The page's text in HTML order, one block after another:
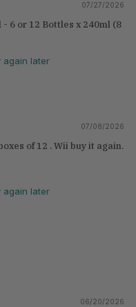
07/27/2026
6 or 12 Bottles x 240ml (8
again later
07/08/2026
of 12 . Wii buy it again.
again later
06/20/2026